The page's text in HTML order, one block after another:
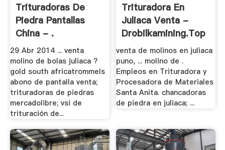
Trituradoras De
Piedra Pantallas
China - .
29 Abr 2014 ... venta
molino de bolas juliaca ?
gold south africatrommels
abono de pantalla venta;
trituradoras de piedras
mercadolibre; vsi de
trituración de...
Trituradora En
Juliaca Venta -
Drobilkamining.top
venta de molinos en juliaca
puno, ... molino de .
Empleos en Trituradora y
Procesadora de Materiales
Santa Anita. chancadoras
de piedra en juliaca; ...